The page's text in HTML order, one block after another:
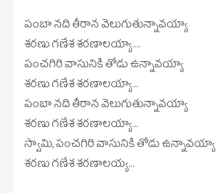
పంబా నది తీరాన వెలుగుతున్నావయ్యా
శరణు గణేశ శరణాలయ్యా....
పంచగిరి వాసునికి తోడు ఉన్నావయ్యా
శరణు గణేశ శరణాలయ్యా...
పంబా నది తీరాన వెలుగుతున్నావయ్యా
శరణు గణేశ శరణాలయ్యా...
స్వామి, పంచగిరి వాసునికి తోడు ఉన్నావయ్యా
శరణు గణేశ శరణాలయ్య...